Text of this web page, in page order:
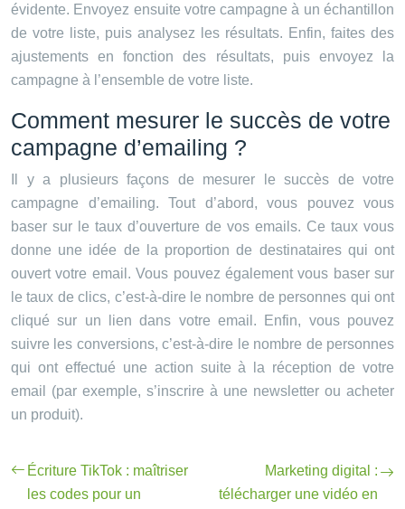
évidente. Envoyez ensuite votre campagne à un échantillon
de votre liste, puis analysez les résultats. Enfin, faites des
ajustements en fonction des résultats, puis envoyez la
campagne à l’ensemble de votre liste.
Comment mesurer le succès de votre
campagne d’emailing ?
Il y a plusieurs façons de mesurer le succès de votre
campagne d’emailing. Tout d’abord, vous pouvez vous
baser sur le taux d’ouverture de vos emails. Ce taux vous
donne une idée de la proportion de destinataires qui ont
ouvert votre email. Vous pouvez également vous baser sur
le taux de clics, c’est-à-dire le nombre de personnes qui ont
cliqué sur un lien dans votre email. Enfin, vous pouvez
suivre les conversions, c’est-à-dire le nombre de personnes
qui ont effectué une action suite à la réception de votre
email (par exemple, s’inscrire à une newsletter ou acheter
un produit).
Écriture TikTok : maîtriser
les codes pour un
Marketing digital :
télécharger une vidéo en